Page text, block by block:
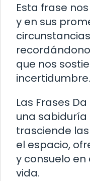
Esta frase
y en sus
que nos
incertidumbre.
Las Frases
una
trasciende
el espacio,
y consuelo
vida.